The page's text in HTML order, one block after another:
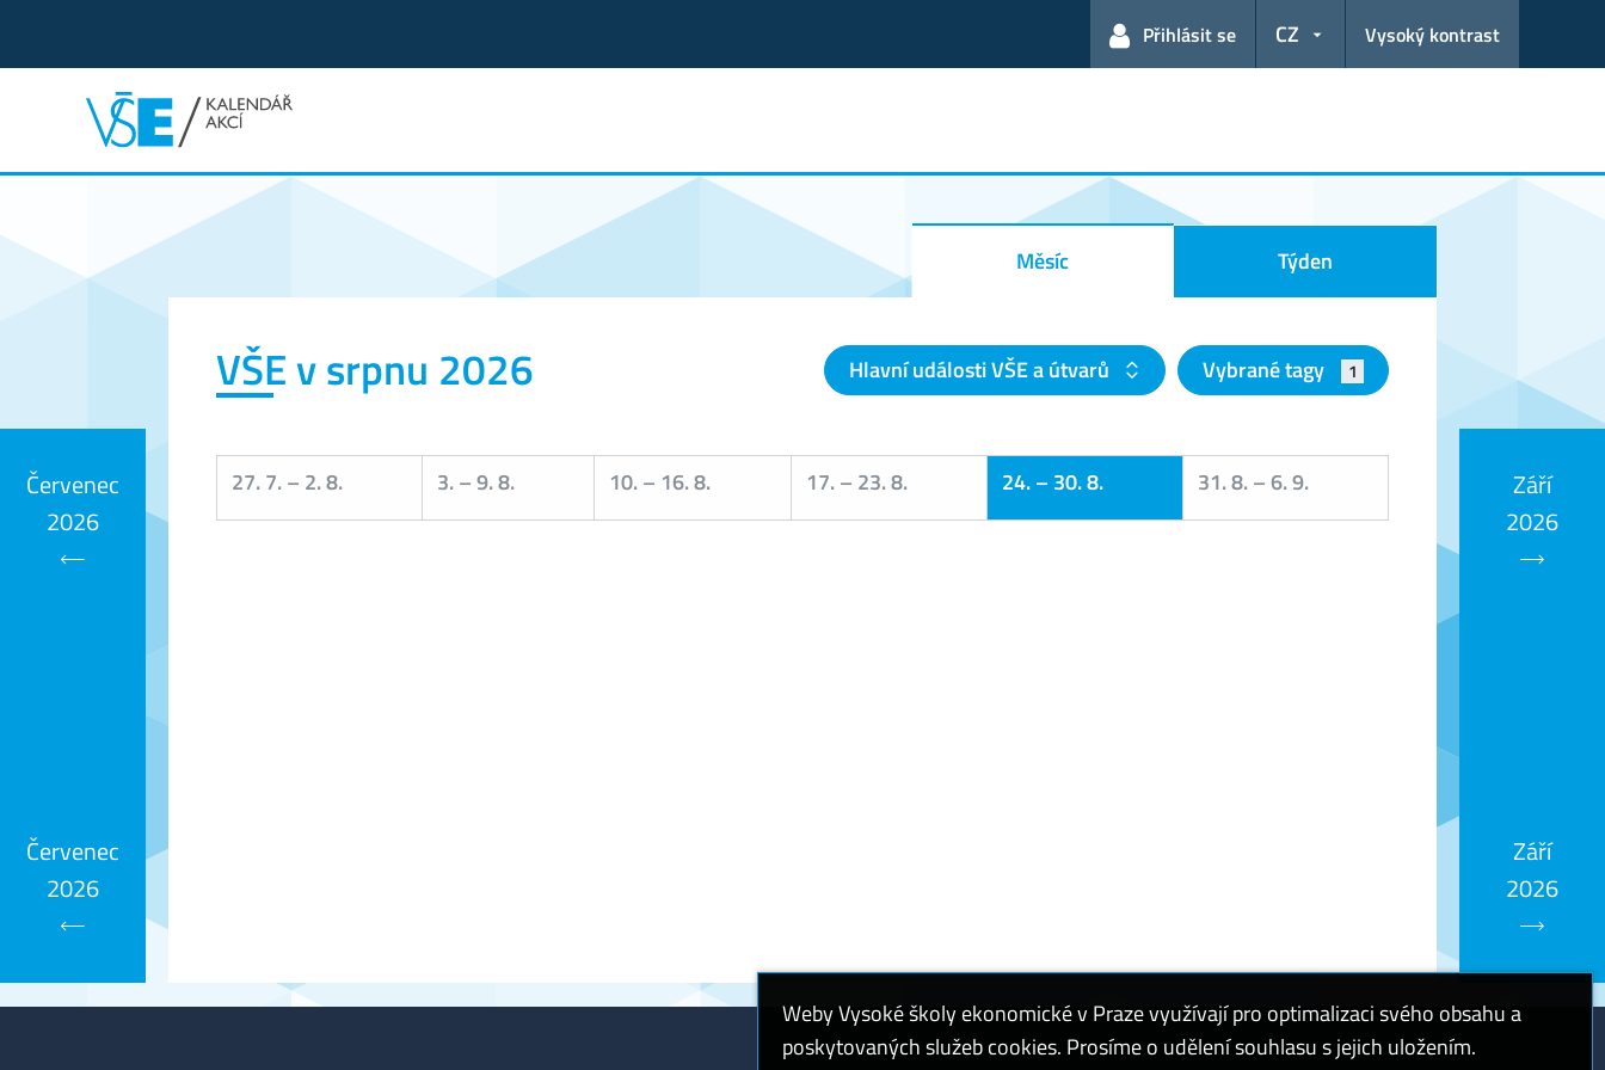
Přihlásit se CZ Vysoký kontrast
Kalendář akcí
Měsíc Týden
VŠE v srpnu 2026 Hlavní události VŠE a útvarů Vybrané tagy 1
27. 7.– 2. 8. 3.–9. 8. 10.– 16. 8. 17.– 23. 8. 24.–30. 8. 31. 8.–6. 9.
Červenec
2026
Červenec
2026
Září
2026
Září
2026
Weby Vysoké školy ekonomické v Praze využívají pro optimalizaci svého obsahu a
poskytovaných služeb cookies. Prosíme o udělení souhlasu s jejich uložením.